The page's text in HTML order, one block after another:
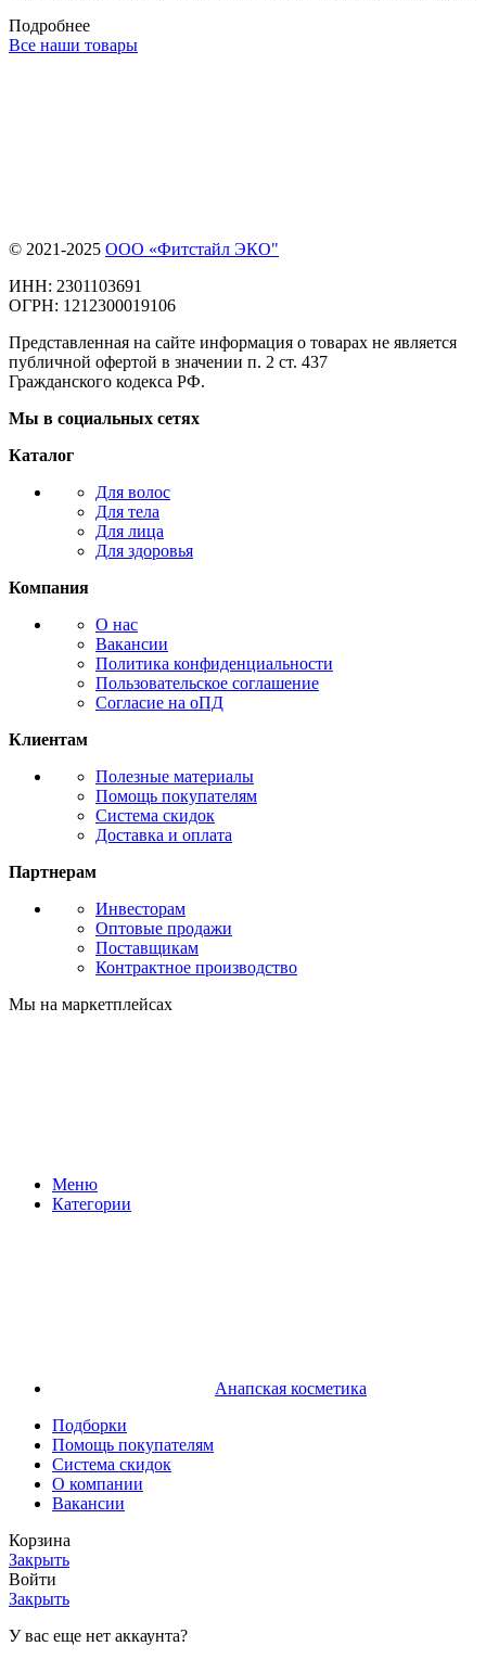
Подробнее
Все наши товары
© 2021-2025 ООО «Фитстайл ЭКО"
ИНН: 2301103691
ОГРН: 1212300019106
Представленная на сайте информация о товарах не является
публичной офертой в значении п. 2 ст. 437
Гражданского кодекса РФ.
Мы в социальных сетях
Каталог
Для волос
Для тела
Для лица
Для здоровья
Компания
О нас
Вакансии
Политика конфиденциальности
Пользовательское соглашение
Согласие на оПД
Клиентам
Полезные материалы
Помощь покупателям
Система скидок
Доставка и оплата
Партнерам
Инвесторам
Оптовые продажи
Поставщикам
Контрактное производство
Мы на маркетплейсах
Меню
Категории
Анапская косметика
Подборки
Помощь покупателям
Система скидок
О компании
Вакансии
Корзина
Закрыть
Войти
Закрыть
У вас еще нет аккаунта?